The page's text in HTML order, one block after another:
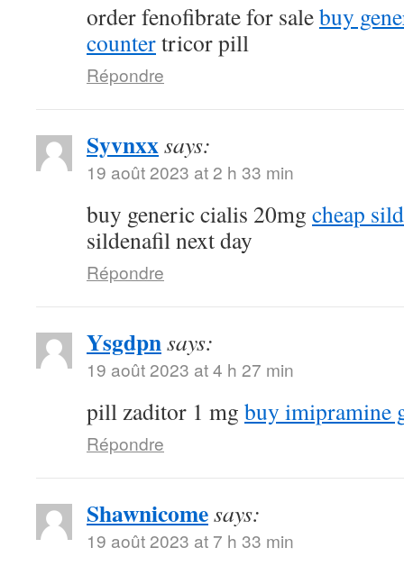
order fenofibrate for salebuy
countertricor pill
Répondre
Syvnxxsays:
19 août 2023 at 2 h 33 min
buy generic cialis 20mg cheap
sildenafil next day
Répondre
Ysgdpnsays:
19 août 2023 at 4 h 27 min
pill zaditor 1 mg buy imipramine
Répondre
Shawnicomesays:
19 août 2023 at 7 h 33 min